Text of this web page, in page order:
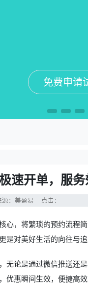
免费申请
免费申请
免费申请
免费申请
速开单，服
源：美盈易 点击：
心，将繁琐的预约流程
对美好生活的向往与追
无论是通过微信推送还
惠瞬间生效，便捷高